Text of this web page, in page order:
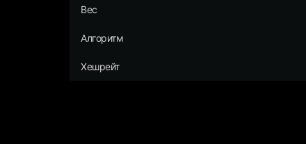
Вес
Алгоритм
Хешрейт